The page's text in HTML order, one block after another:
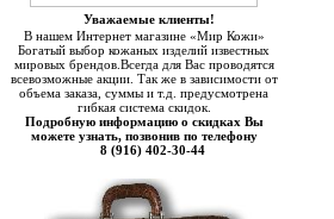
Уважаемые клиенты!
В нашем Интернет магазине «Мир Кожи»
Богатый выбор кожаных изделий известных
мировых брендов.Всегда для Вас проводятся
всевозможные акции. Так же в зависимости от
объема заказа, суммы и т.д. предусмотрена
гибкая система скидок.
Подробную информацию о скидках Вы
можете узнать, позвонив по телефону
8 (916) 402-30-44